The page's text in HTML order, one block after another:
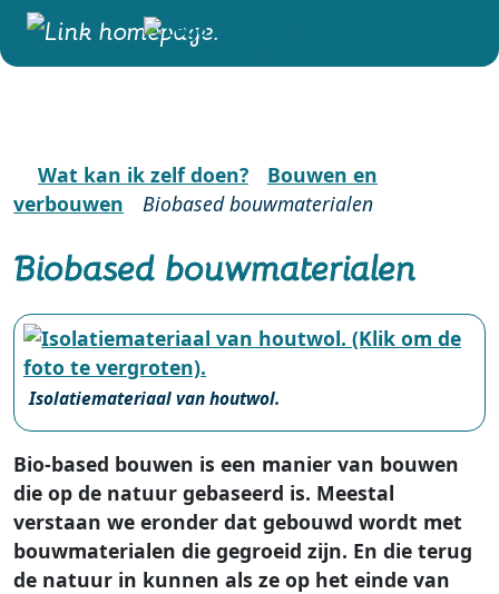
Wat kan ik zelf doen?
Bouwen en
verbouwen
Biobased bouwmaterialen
Biobased bouwmaterialen
Isolatiemateriaal van houtwol.
Bio-based bouwen is een manier van bouwen
die op de natuur gebaseerd is. Meestal
verstaan we eronder dat gebouwd wordt met
bouwmaterialen die gegroeid zijn. En die terug
de natuur in kunnen als ze op het einde van